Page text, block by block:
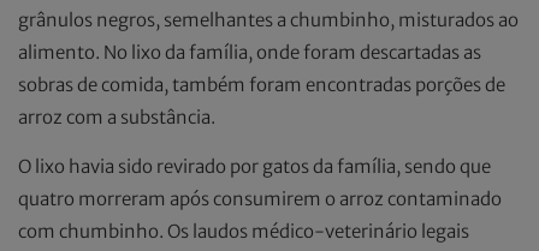
grânulos negros, semelhantes a chumbinho, misturados ao
alimento. No lixo da família, onde foram descartadas as
sobras de comida, também foram encontradas porções de
arroz com a substância.
O lixo havia sido revirado por gatos da família, sendo que
quatro morreram após consumirem o arroz contaminado
com chumbinho. Os laudos médico-veterinário legais